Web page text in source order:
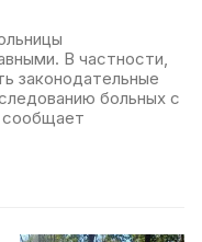
В частности,
законодательные
больных с